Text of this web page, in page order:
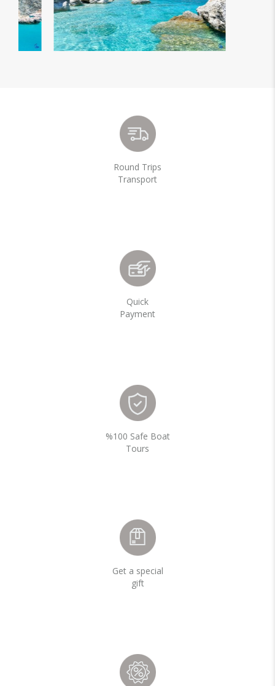
Round Trips
Transport
Quick
Payment
%100 Safe Boat
Tours
Get a special
gift